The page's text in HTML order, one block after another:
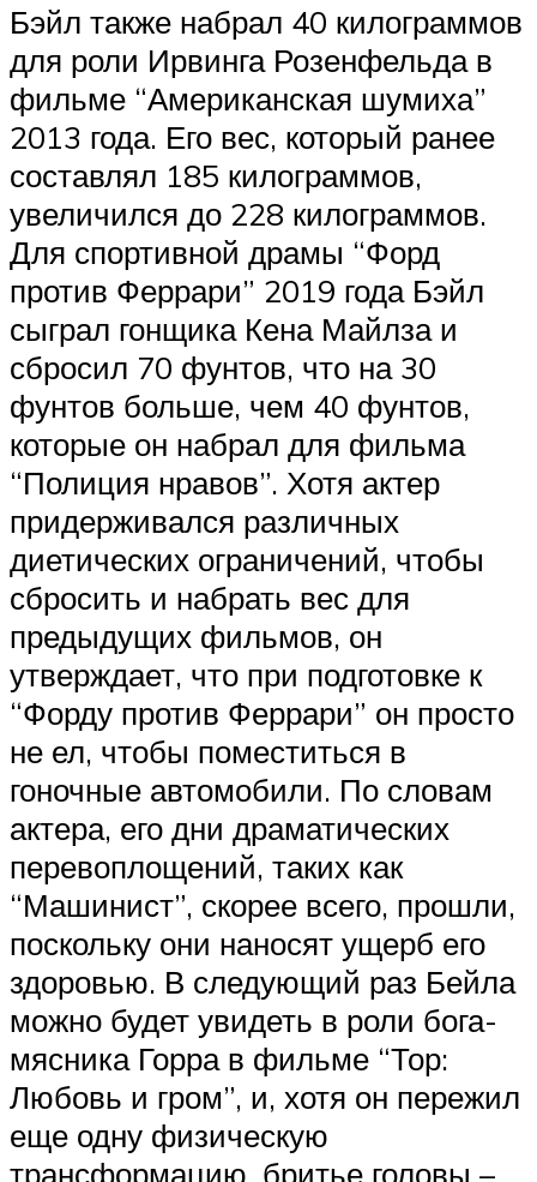
Бэйл также набрал 40 килограммов
для роли Ирвинга Розенфельда в
фильме “Американская шумиха”
2013 года. Его вес, который ранее
составлял 185 килограммов,
увеличился до 228 килограммов.
Для спортивной драмы “Форд
против Феррари” 2019 года Бэйл
сыграл гонщика Кена Майлза и
сбросил 70 фунтов, что на 30
фунтов больше, чем 40 фунтов,
которые он набрал для фильма
“Полиция нравов”. Хотя актер
придерживался различных
диетических ограничений, чтобы
сбросить и набрать вес для
предыдущих фильмов, он
утверждает, что при подготовке к
“Форду против Феррари” он просто
не ел, чтобы поместиться в
гоночные автомобили. По словам
актера, его дни драматических
перевоплощений, таких как
“Машинист”, скорее всего, прошли,
поскольку они наносят ущерб его
здоровью. В следующий раз Бейла
можно будет увидеть в роли бога-
мясника Горра в фильме “Тор:
Любовь и гром”, и, хотя он пережил
еще одну физическую
трансформацию, бритье головы –